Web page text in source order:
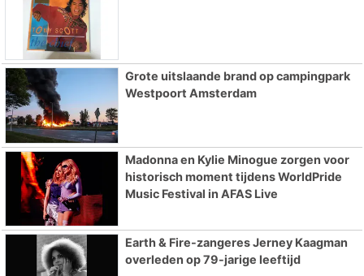
Grote uitslaande brand op campingpark
Westpoort Amsterdam
Madonna en Kylie Minogue zorgen voor
historisch moment tijdens WorldPride
Music Festival in AFAS Live
Earth & Fire-zangeres Jerney Kaagman
overleden op 79-jarige leeftijd